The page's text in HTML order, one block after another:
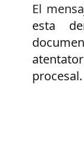
El
esta
procesal.